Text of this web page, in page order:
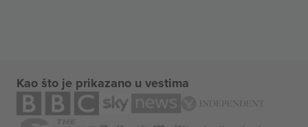
Kao što je prikazano u vestima